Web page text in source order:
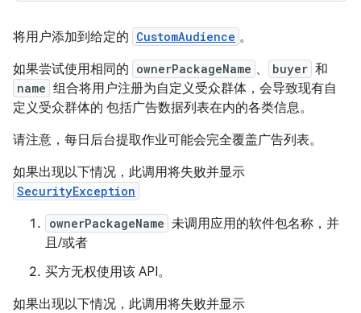
将用户添加到给定的 CustomAudience 。
如果尝试使用相同的 ownerPackageName 、 buyer 和
name 组合将用户注册为自定义受众群体，会导致现有自
定义受众群体的 包括广告数据列表在内的各类信息。
请注意，每日后台提取作业可能会完全覆盖广告列表。
如果出现以下情况，此调用将失败并显示
SecurityException
ownerPackageName 未调用应用的软件包名称，并
且/或者
买方无权使用该 API。
如果出现以下情况，此调用将失败并显示